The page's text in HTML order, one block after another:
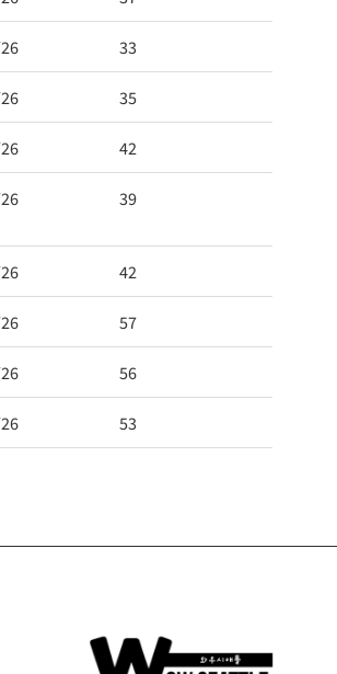
33
35
42
39
42
57
56
53